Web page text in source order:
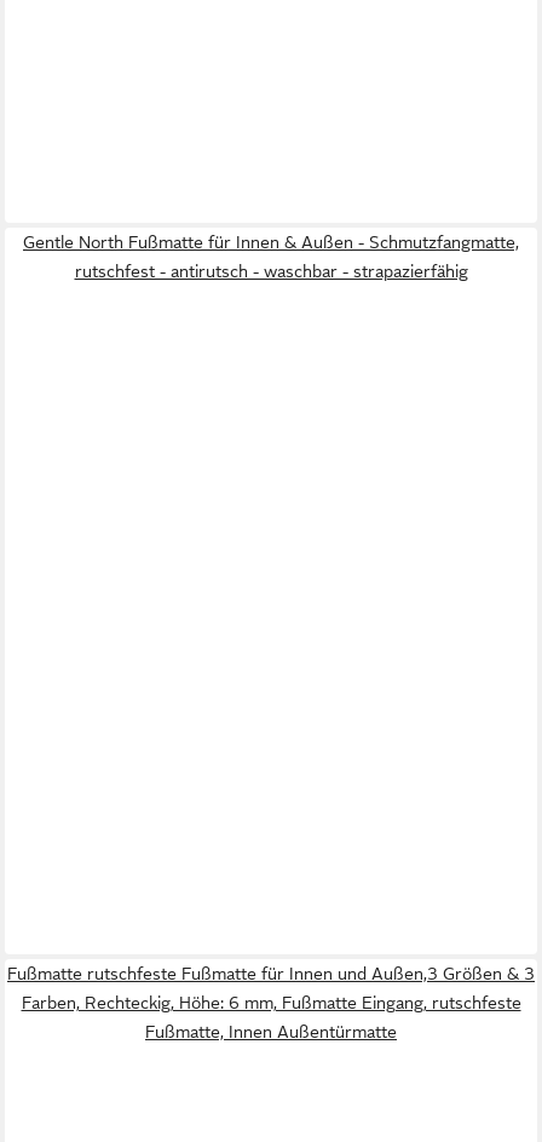
Gentle North Fußmatte für Innen & Außen - Schmutzfangmatte,
rutschfest - antirutsch - waschbar - strapazierfähig
Fußmatte rutschfeste Fußmatte für Innen und Außen,3 Größen & 3
Farben, Rechteckig, Höhe: 6 mm, Fußmatte Eingang, rutschfeste
Fußmatte, Innen Außentürmatte